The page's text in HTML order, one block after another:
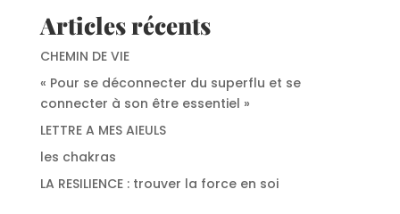
Articles récents
CHEMIN DE VIE
« Pour se déconnecter du superflu et se
connecter à son être essentiel »
LETTRE A MES AIEULS
les chakras
LA RESILIENCE : trouver la force en soi